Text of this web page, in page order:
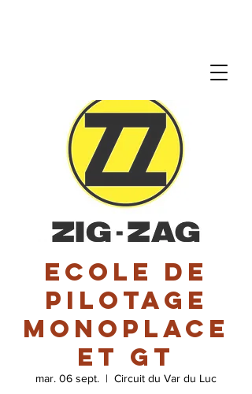
Ecole de
pilotage
monoplace
et GT
mar. 06 sept.
  |
Circuit du Var du Luc